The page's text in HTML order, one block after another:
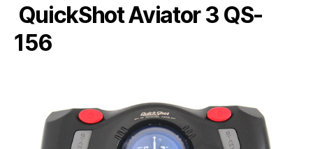
QuickShot Aviator 3 QS-
156